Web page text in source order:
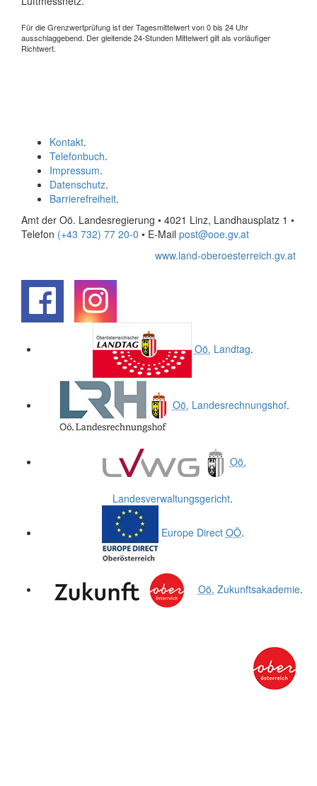
Für die Grenzwertprüfung ist der Tagesmittelwert von 0 bis 24 Uhr
ausschlaggebend. Der gleitende 24-Stunden Mittelwert gilt als vorläufiger
Richtwert.
Kontakt.
Telefonbuch.
Impressum.
Datenschutz.
Barrierefreiheit.
Amt der Oö. Landesregierung • 4021 Linz, Landhausplatz 1 •
Telefon (+43 732) 77 20-0 • E-Mail post@ooe.gv.at
www.land-oberoesterreich.gv.at
Oö. Landtag.
Oö. Landesrechnungshof.
Oö.
Landesverwaltungsgericht.
Europe Direct OÖ.
Oö. Zukunftsakademie.